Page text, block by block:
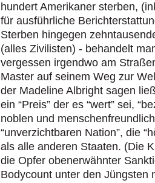
hundert Amerikaner sterben,
für ausführliche
Sterben hingegen
(alles Zivilisten) - behandelt
vergessen irgendwo am
Master auf seinem Weg zur
der Madeline Albright sagen
ein “Preis” der es “wert” sei,
noblen und
“unverzichtbaren Nation”, die
als alle anderen Staaten. (Die
die Opfer obenerwähnter
Bodycount unter den Jüngsten